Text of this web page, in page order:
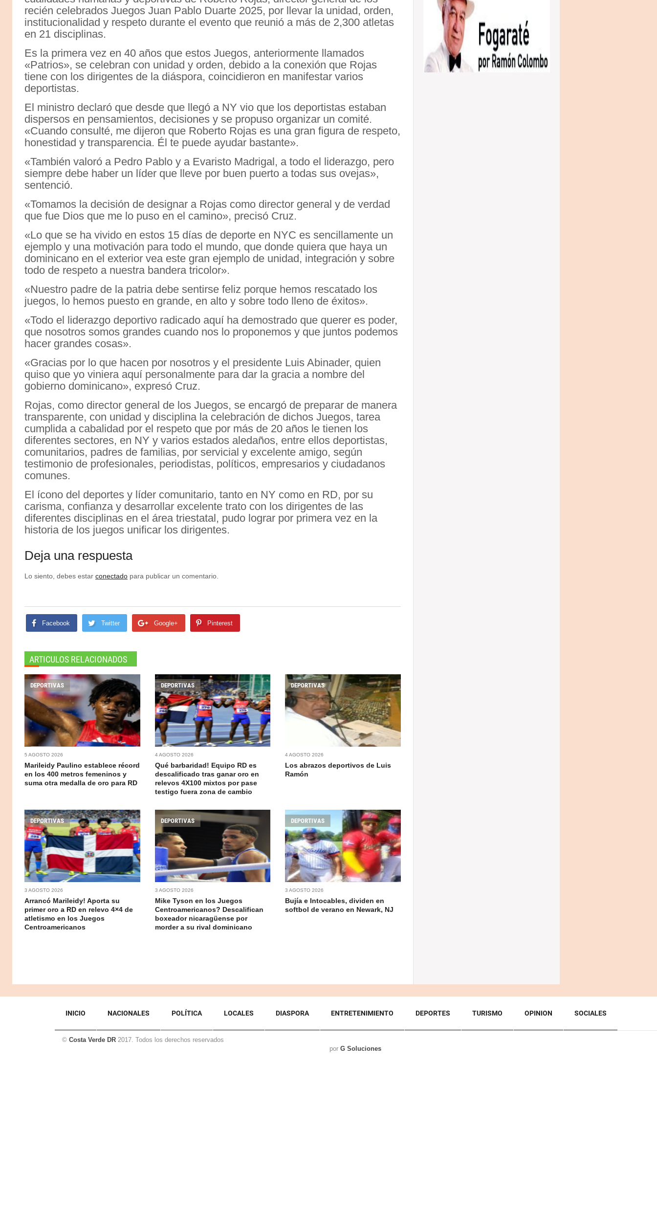
recién celebrados Juegos Juan Pablo Duarte 2025, por llevar la unidad, orden,
institucionalidad y respeto durante el evento que reunió a más de 2,300 atletas
en 21 disciplinas.
Es la primera vez en 40 años que estos Juegos, anteriormente llamados
«Patrios», se celebran con unidad y orden, debido a la conexión que Rojas
tiene con los dirigentes de la diáspora, coincidieron en manifestar varios
deportistas.
El ministro declaró que desde que llegó a NY vio que los deportistas estaban
dispersos en pensamientos, decisiones y se propuso organizar un comité.
«Cuando consulté, me dijeron que Roberto Rojas es una gran figura de respeto,
honestidad y transparencia. Él te puede ayudar bastante».
«También valoró a Pedro Pablo y a Evaristo Madrigal, a todo el liderazgo, pero
siempre debe haber un líder que lleve por buen puerto a todas sus ovejas»,
sentenció.
«Tomamos la decisión de designar a Rojas como director general y de verdad
que fue Dios que me lo puso en el camino», precisó Cruz.
«Lo que se ha vivido en estos 15 días de deporte en NYC es sencillamente un
ejemplo y una motivación para todo el mundo, que donde quiera que haya un
dominicano en el exterior vea este gran ejemplo de unidad, integración y sobre
todo de respeto a nuestra bandera tricolor».
«Nuestro padre de la patria debe sentirse feliz porque hemos rescatado los
juegos, lo hemos puesto en grande, en alto y sobre todo lleno de éxitos».
«Todo el liderazgo deportivo radicado aquí ha demostrado que querer es poder,
que nosotros somos grandes cuando nos lo proponemos y que juntos podemos
hacer grandes cosas».
«Gracias por lo que hacen por nosotros y el presidente Luis Abinader, quien
quiso que yo viniera aquí personalmente para dar la gracia a nombre del
gobierno dominicano», expresó Cruz.
Rojas, como director general de los Juegos, se encargó de preparar de manera
transparente, con unidad y disciplina la celebración de dichos Juegos, tarea
cumplida a cabalidad por el respeto que por más de 20 años le tienen los
diferentes sectores, en NY y varios estados aledaños, entre ellos deportistas,
comunitarios, padres de familias, por servicial y excelente amigo, según
testimonio de profesionales, periodistas, políticos, empresarios y ciudadanos
comunes.
El ícono del deportes y líder comunitario, tanto en NY como en RD, por su
carisma, confianza y desarrollar excelente trato con los dirigentes de las
diferentes disciplinas en el área triestatal, pudo lograr por primera vez en la
historia de los juegos unificar los dirigentes.
Deja una respuesta
Lo siento, debes estar conectado para publicar un comentario.
Facebook Twitter Google+ Pinterest
ARTICULOS RELACIONADOS
DEPORTIVAS
5 AGOSTO 2026
Marileidy Paulino establece récord
en los 400 metros femeninos y
suma otra medalla de oro para RD
DEPORTIVAS
4 AGOSTO 2026
Qué barbaridad! Equipo RD es
descalificado tras ganar oro en
relevos 4X100 mixtos por pase
testigo fuera zona de cambio
DEPORTIVAS
4 AGOSTO 2026
Los abrazos deportivos de Luis
Ramón
DEPORTIVAS
3 AGOSTO 2026
Arrancó Marileidy! Aporta su
primer oro a RD en relevo 4×4 de
atletismo en los Juegos
Centroamericanos
DEPORTIVAS
3 AGOSTO 2026
Mike Tyson en los Juegos
Centroamericanos? Descalifican
boxeador nicaragüense por
morder a su rival dominicano
DEPORTIVAS
3 AGOSTO 2026
Bujía e Intocables, dividen en
softbol de verano en Newark, NJ
INICIO NACIONALES POLÍTICA LOCALES DIASPORA ENTRETENIMIENTO DEPORTES TURISMO OPINION SOCIALES
© Costa Verde DR 2017. Todos los derechos reservados
por G Soluciones